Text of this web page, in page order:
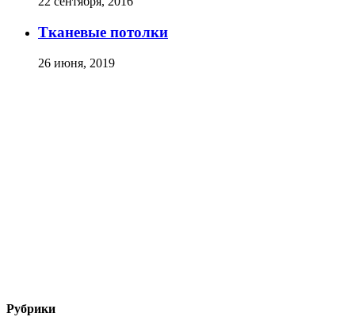
Тканевые потолки
26 июня, 2019
Рубрики